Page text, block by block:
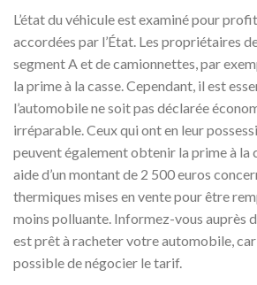
L’état du véhicule est examiné pour
accordées par l’État. Les propriétaires
segment A et de camionnettes, par
la prime à la casse. Cependant, il est
l’automobile ne soit pas déclarée
irréparable. Ceux qui ont en leur
peuvent également obtenir la prime à la
aide d’un montant de 2 500 euros
thermiques mises en vente pour être
moins polluante. Informez-vous auprès
est prêt à racheter votre automobile,
possible de négocier le tarif.